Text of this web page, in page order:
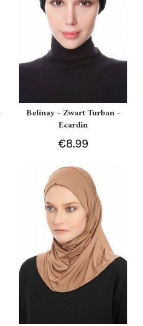
Belinay - Zwart Turban -
Ecardin
€8.99